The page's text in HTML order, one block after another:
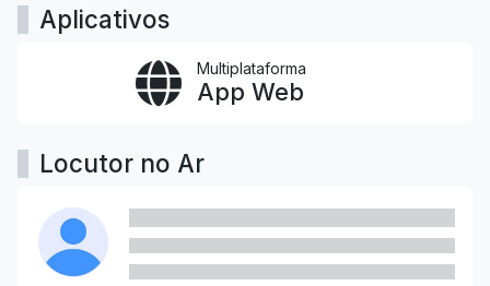
Aplicativos
Multiplataforma
App Web
Locutor no Ar